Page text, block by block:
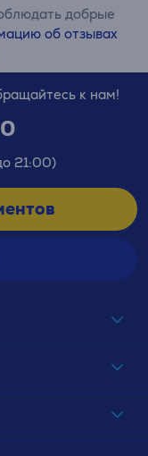
добрые
об отзывах
к нам!
21:00)